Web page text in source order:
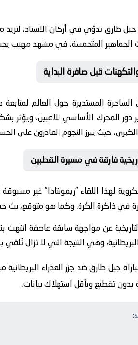
طارق تدوّي في أركان الاستاد،
المتحمسة، في مشهد مهيب
قبل صافرة البداية
الساحرة المستديرة حول العالم
دور المحرك الأساسي للاعبين، ويؤثر
حيث يبرز النجوم القادرون على
فارقة في مسيرة القطبين
لهذا اللقاء “ريمونتادا” غير
في ذاكرة الكرة. وكما هو متوقع، بث
عن مواجهة سابقة عاصفة
وهي النتيجة التي لا تزال
بدون تقطيع وبأقل استهلاك بيانات.